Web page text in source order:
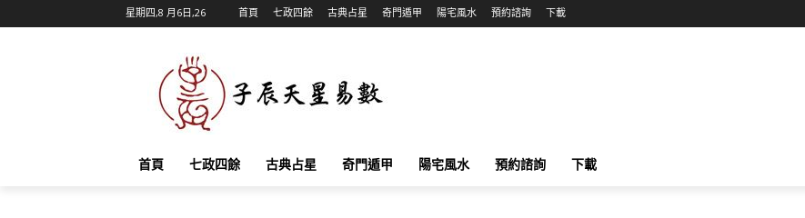
星期四,8 月6日,26 首頁 七政四餘 古典占星 奇門遁甲 陽宅風水 預約諮詢 下載
首頁 七政四餘 古典占星 奇門遁甲 陽宅風水 預約諮詢 下載